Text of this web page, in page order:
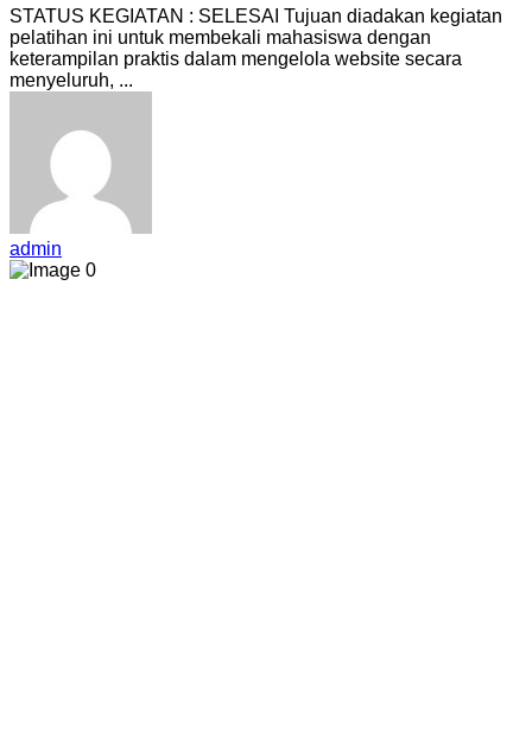
STATUS KEGIATAN : SELESAI Tujuan diadakan kegiatan
pelatihan ini untuk membekali mahasiswa dengan
keterampilan praktis dalam mengelola website secara
menyeluruh, ...
admin
0